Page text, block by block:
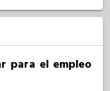
para el empleo